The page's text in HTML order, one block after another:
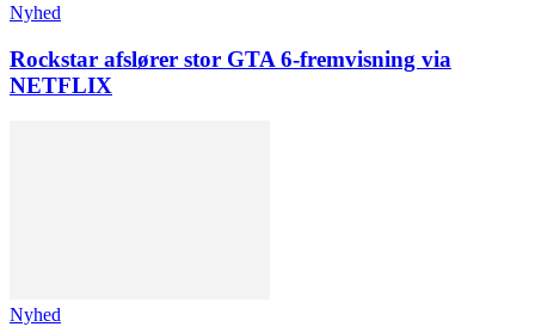
Nyhed
Rockstar afslører stor GTA 6-fremvisning via
NETFLIX
Nyhed